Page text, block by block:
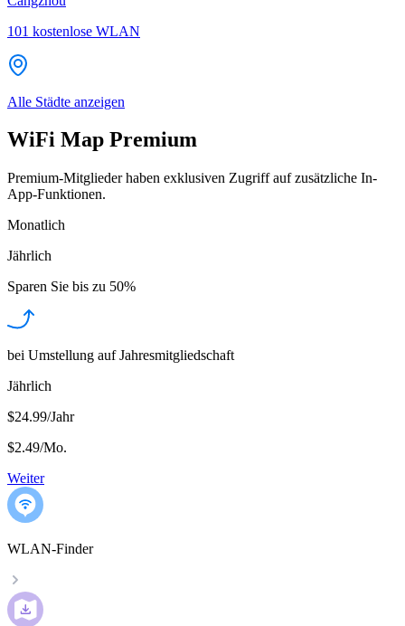
101 kostenlose WLAN
Alle Städte anzeigen
WiFi Map Premium
Premium-Mitglieder haben exklusiven Zugriff auf zusätzliche In-
App-Funktionen.
Monatlich
Jährlich
Sparen Sie bis zu 50%
bei Umstellung auf Jahresmitgliedschaft
Jährlich
$24.99/Jahr
$2.49/Mo.
Weiter
WLAN-Finder